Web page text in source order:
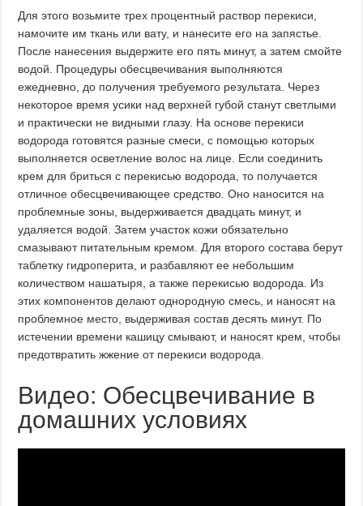
Для этого возьмите трех процентный раствор перекиси,
намочите им ткань или вату, и нанесите его на запястье.
После нанесения выдержите его пять минут, а затем смойте
водой. Процедуры обесцвечивания выполняются
ежедневно, до получения требуемого результата. Через
некоторое время усики над верхней губой станут светлыми
и практически не видными глазу. На основе перекиси
водорода готовятся разные смеси, с помощью которых
выполняется осветление волос на лице. Если соединить
крем для бриться с перекисью водорода, то получается
отличное обесцвечивающее средство. Оно наносится на
проблемные зоны, выдерживается двадцать минут, и
удаляется водой. Затем участок кожи обязательно
смазывают питательным кремом. Для второго состава берут
таблетку гидроперита, и разбавляют ее небольшим
количеством нашатыря, а также перекисью водорода. Из
этих компонентов делают однородную смесь, и наносят на
проблемное место, выдерживая состав десять минут. По
истечении времени кашицу смывают, и наносят крем, чтобы
предотвратить жжение от перекиси водорода.
Видео: Обесцвечивание в
домашних условиях